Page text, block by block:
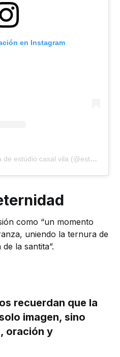
en Instagram
Una publicación compartida de estúdio casal vila (@estudiocasalvila)
como “un momento
uniendo la ternura de
la santita”.
recuerdan que la
imagen, sino
oración y